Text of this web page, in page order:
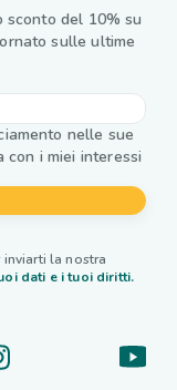
del 10% su
sulle ultime
nelle sue
con i miei interessi
la nostra
dati e i tuoi diritti.